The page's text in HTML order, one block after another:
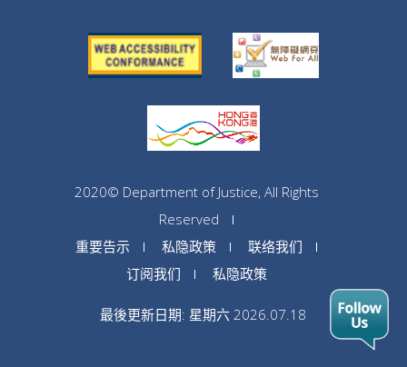
2020© Department of Justice, All Rights
Reserved
重要告示
私隐政策
联络我们
订阅我们
私隐政策
最後更新日期: 星期六 2026.07.18